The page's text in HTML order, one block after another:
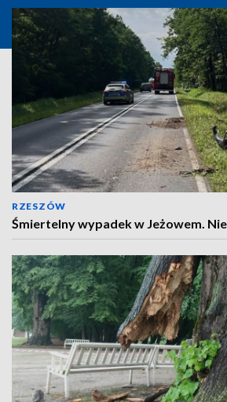
RZESZÓW
Śmiertelny wypadek w Jeżowem.